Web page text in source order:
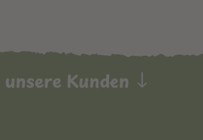
Kunden